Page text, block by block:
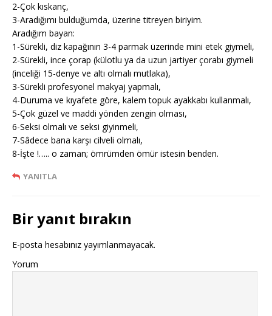
2-Çok kıskanç,
3-Aradığımı bulduğumda, üzerine titreyen biriyim.
Aradığım bayan:
1-Sürekli, diz kapağının 3-4 parmak üzerinde mini etek giymeli,
2-Sürekli, ince çorap (külotlu ya da uzun jartiyer çorabı giymeli
(inceliği 15-denye ve altı olmalı mutlaka),
3-Sürekli profesyonel makyaj yapmalı,
4-Duruma ve kıyafete göre, kalem topuk ayakkabı kullanmalı,
5-Çok güzel ve maddi yönden zengin olması,
6-Seksi olmalı ve seksi giyinmeli,
7-Sâdece bana karşı cilveli olmalı,
8-İşte !….. o zaman; ömrümden ömür istesin benden.
YANITLA
Bir yanıt bırakın
E-posta hesabınız yayımlanmayacak.
Yorum